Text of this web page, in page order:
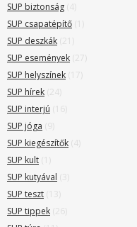
SUP biztonság (4)
SUP csapatépítő (1)
SUP deszkák (21)
SUP események (27)
SUP helyszínek (17)
SUP hírek (24)
SUP interjú (16)
SUP jóga (9)
SUP kiegészítők (4)
SUP kult (1)
SUP kutyával (3)
SUP teszt (13)
SUP tippek (26)